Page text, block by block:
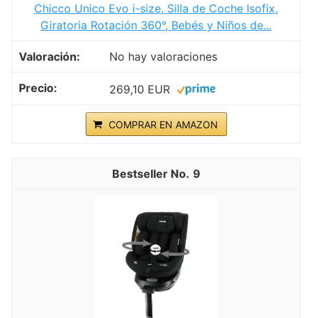
Chicco Unico Evo i-size, Silla de Coche Isofix,
Giratoria Rotación 360°, Bebés y Niños de...
No hay valoraciones
269,10 EUR
COMPRAR EN AMAZON
9